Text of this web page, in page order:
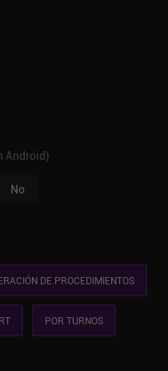
Android)
No
DE PROCEDIMIENTOS
POR TURNOS